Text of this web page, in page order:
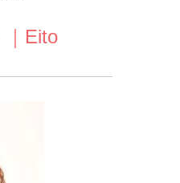
Eito